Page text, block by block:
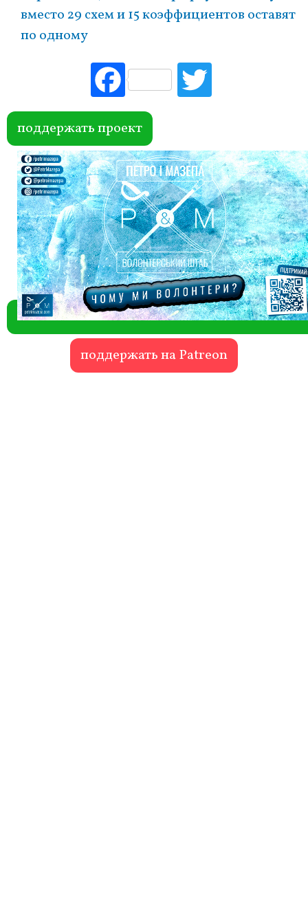
вместо 29 схем и 15 коэффициентов оставят
по одному
Fac
ebo
ok
поддержать проект
поддержать на Patreon